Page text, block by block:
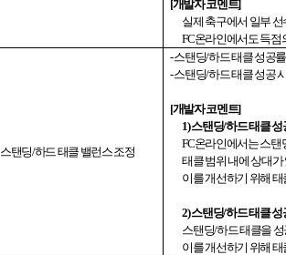
[개발자 코멘트]
실제 축구에서 일부
FC온라인에서도 득점
스탠딩/하드 태클 밸런스 조정
-스탠딩/하드 태클 성공
-스탠딩/하드 태클 성공
[개발자 코멘트]
1)스탠딩/하드 태클 성
FC온라인에서는 스탠
태클 범위 내에 상대
이를 개선하기 위해
2)스탠딩/하드 태클 성
스탠딩/하드 태클을
이를 개선하기 위해